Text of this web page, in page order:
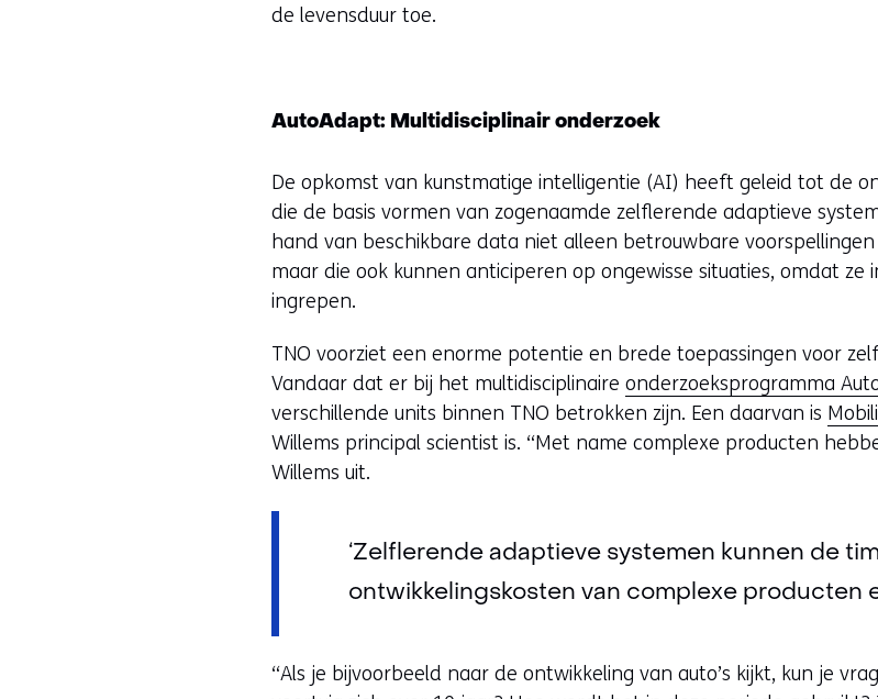
de levensduur toe.
AutoAdapt: Multidisciplinair onderzoek
De opkomst van kunstmatige intelligentie (AI) heeft geleid tot de
die de basis vormen van zogenaamde zelflerende adaptieve
hand van beschikbare data niet alleen betrouwbare
maar die ook kunnen anticiperen op ongewisse situaties, omdat
ingrepen.
TNO voorziet een enorme potentie en brede toepassingen voor
Vandaar dat er bij het multidisciplinaireonderzoeksprogramma
verschillende units binnen TNO betrokken zijn. Een daarvan is
Willems principal scientist is. “Met name complexe producten
Willems uit.
‘Zelflerende adaptieve systemen kunnen de
ontwikkelingskosten van complexe producten
“Als je bijvoorbeeld naar de ontwikkeling van auto’s kijkt, kun je